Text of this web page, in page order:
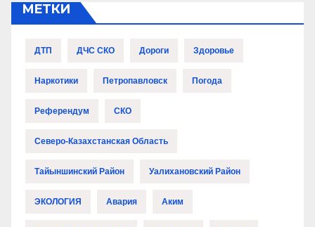
МЕТКИ
ДТП ДЧС СКО Дороги Здоровье
Наркотики Петропавловск Погода
Референдум СКО
Северо-Казахстанская Область
Тайыншинский Район Уалихановский Район
ЭКОЛОГИЯ Авария Аким